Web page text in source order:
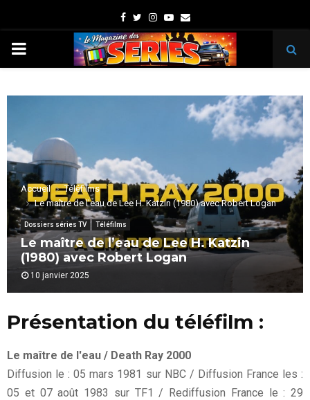
Facebook
TwitterInstagram
Youtube
Email
PRIMARY
Accueil
Téléfilms
Le maître de l’eau de Lee H. Katzin (1980) avec Robert Logan
Dossiers séries TV Téléfilms
Le maître de l’eau de Lee H. Katzin
(1980) avec Robert Logan
10 janvier 2025
Présentation du téléfilm :
Le maître de l'eau / Death Ray 2000
Diffusion le : 05 mars 1981 sur NBC / Diffusion France les :
05 et 07 août 1983 sur TF1 / Rediffusion France le : 29